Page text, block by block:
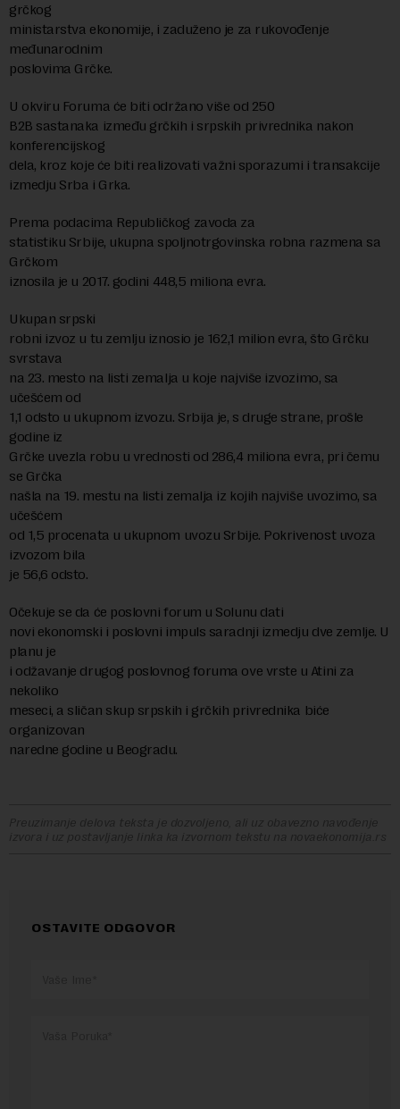
grčkog
ministarstva ekonomije, i zaduženo je za rukovođenje
međunarodnim
poslovima Grčke.
U okviru Foruma će biti održano više od 250
B2B sastanaka između grčkih i srpskih privrednika nakon
konferencijskog
dela, kroz koje će biti realizovati važni sporazumi i transakcije
izmedju Srba i Grka.
Prema podacima Republičkog zavoda za
statistiku Srbije, ukupna spoljnotrgovinska robna razmena sa
Grčkom
iznosila je u 2017. godini 448,5 miliona evra.
Ukupan srpski
robni izvoz u tu zemlju iznosio je 162,1 milion evra, što Grčku
svrstava
na 23. mesto na listi zemalja u koje najviše izvozimo, sa
učešćem od
1,1 odsto u ukupnom izvozu. Srbija je, s druge strane, prošle
godine iz
Grčke uvezla robu u vrednosti od 286,4 miliona evra, pri čemu
se Grčka
našla na 19. mestu na listi zemalja iz kojih najviše uvozimo, sa
učešćem
od 1,5 procenata u ukupnom uvozu Srbije. Pokrivenost uvoza
izvozom bila
je 56,6 odsto.
Očekuje se da će poslovni forum u Solunu dati
novi ekonomski i poslovni impuls saradnji izmedju dve zemlje. U
planu je
i odžavanje drugog poslovnog foruma ove vrste u Atini za
nekoliko
meseci, a sličan skup srpskih i grčkih privrednika biće
organizovan
naredne godine u Beogradu.
Preuzimanje delova teksta je dozvoljeno, ali uz obavezno navođenje
izvora i uz postavljanje linka ka izvornom tekstu na novaekonomija.rs
OSTAVITE ODGOVOR